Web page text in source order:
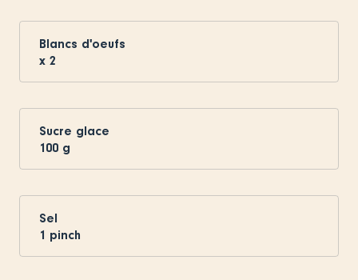
Blancs d'oeufs
x 2
Sucre glace
100 g
Sel
1 pinch